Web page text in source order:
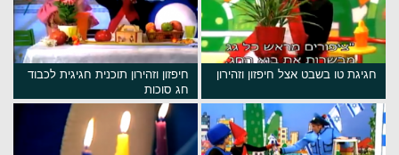
חגיגת טו בשבט אצל חיפזון וזהירון
חיפזון וזהירון תוכנית חגיגית לכבוד
חג סוכות